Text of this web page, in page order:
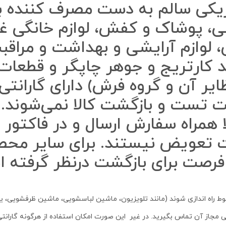
سالم به دست مصرف کننده
پوشاک و کفش، لوازم خانگی
لوازم آرایشی و بهداشت و
کارتریج و جوهر چاپگر و
نظایر آن و گروه فرش) دارای
7 روز مهلت تست و بازگشت کالا
سفارش ارسال و در
7 روز ضمانت تعویض نیستند. برای
اندازی شوند (مانند تلویزیون، ماشین لباسشویی، ماشین ظرفشویی،
مجاز آن تماس بگیرید. در غیر این صورت امکان استفاده از هرگونه